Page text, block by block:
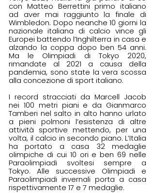
con Matteo Berrettini primo italiano
ad aver mai raggiunto la finale di
Wimbledon. Dopo neanche 10 giorni la
nazionale italiana di calcio vince gli
Europei battendo l’Inghilterra in casa e
alzando la coppa dopo ben 54 anni.
Ma le Olimpiadi di Tokyo 2020,
rimandate al 2021 a causa della
pandemia, sono state la vera scossa
alla concezione di sport italiano.
I record stracciati da Marcell Jacob
nei 100 metri piani e da Gianmarco
Tamberi nel salto in alto hanno urlato
a pieni polmoni l’esistenza di altre
attività sportive mettendo, per una
volta, il calcio in secondo piano. L’Italia
ha portato a casa 32 medaglie
olimpiche di cui 10 ori e ben 69 nelle
Paraolimpiadi svoltesi sempre a
Tokyo. Alle successive Olimpiadi e
Paraolimpiadi invernali porta a casa
rispettivamente 17 e 7 medaglie.